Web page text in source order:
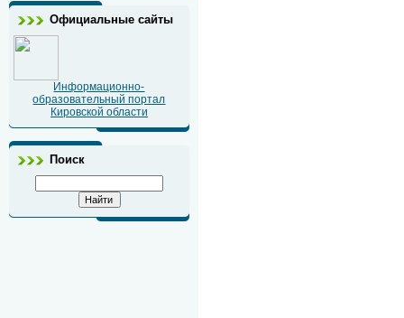
Официальные сайты
Информационно-
образовательный портал
Кировской области
Поиск